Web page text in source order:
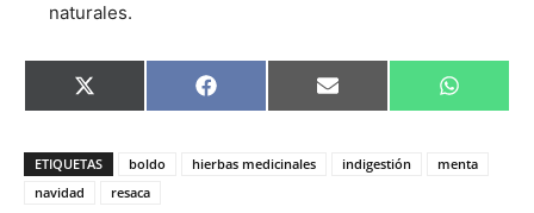
naturales.
Compartir
en
X
(Twitter)
Compartir
en
Facebook Compartir
en
Email
en
ETIQUETAS boldo hierbas medicinales indigestión
menta
navidad
resaca